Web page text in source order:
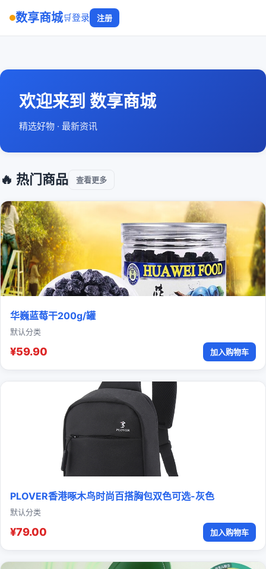
数享商城🛒登录 注册
欢迎来到 数享商城
精选好物 · 最新资讯
🔥 热门商品 查看更多
华巍蓝莓干200g/罐
默认分类
¥59.90 加入购物车
PLOVER香港啄木鸟时尚百搭胸包双色可选-灰色
默认分类
¥79.00 加入购物车